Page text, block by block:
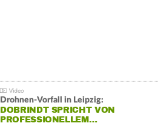
Drohnen-Vorfall in Leipzig:
DOBRINDT SPRICHT VON
PROFESSIONELLEM…